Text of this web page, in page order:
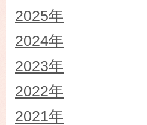
2025年
2024年
2023年
2022年
2021年